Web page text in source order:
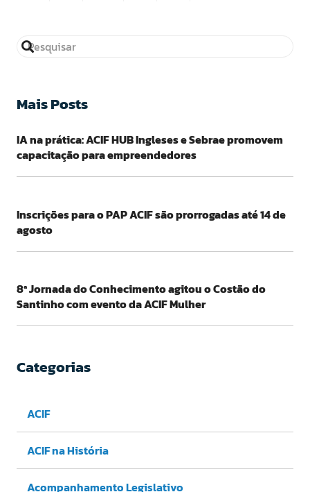
Mais Posts
IA na prática: ACIF HUB Ingleses e Sebrae promovem
capacitação para empreendedores
Inscrições para o PAP ACIF são prorrogadas até 14 de
agosto
8ª Jornada do Conhecimento agitou o Costão do
Santinho com evento da ACIF Mulher
Categorias
ACIF
ACIF na História
Acompanhamento Legislativo